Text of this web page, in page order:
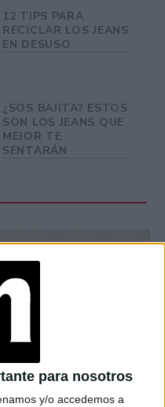
para nosotros
y/o accedemos a
12 TIPS PARA
RECICLAR LOS JEANS
EN DESUSO
¿SOS BAJITA? ESTOS
SON LOS JEANS QUE
MEJOR TE
SENTARÁN